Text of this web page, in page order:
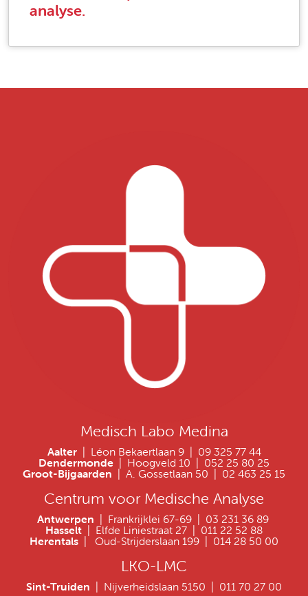
analyse.
Medisch Labo Medina
Aalter
| Léon Bekaertlaan 9 | 09 325 77 44
Dendermonde
| Hoogveld 10 | 052 25 80 25
Groot-Bijgaarden
| A. Gossetlaan 50 | 02 463 25 15
Centrum voor Medische Analyse
Antwerpen
| Frankrijklei 67-69 | 03 231 36 89
Hasselt
| Elfde Liniestraat 27 | 011 22 52 88
Herentals | Oud-Strijderslaan 199 | 014 28 50 00
LKO-LMC
Sint-Truiden | Nijverheidslaan 5150 | 011 70 27 00